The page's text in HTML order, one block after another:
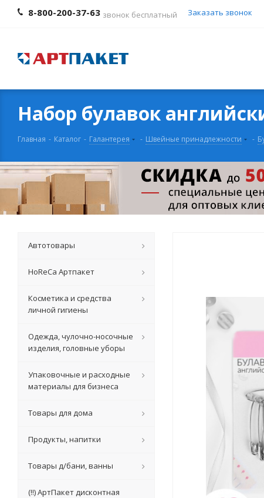
8-800-200-37-63 звонок бесплатный Заказать звонок
Набор булавок
Главная - Каталог - Галантерея - Швейные принадлежности -
Автотовары
HoReCa Артпакет
Косметика и средства
личной гигиены
Одежда, чулочно-носочные
изделия, головные уборы
Упаковочные и расходные
материалы для бизнеса
Товары для дома
Продукты, напитки
Товары д/бани, ванны
(!!) АртПакет дисконтная